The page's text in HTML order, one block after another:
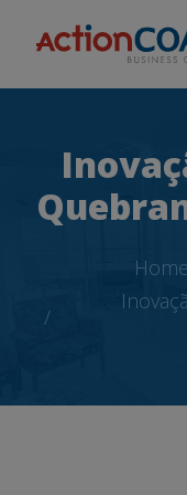
Home